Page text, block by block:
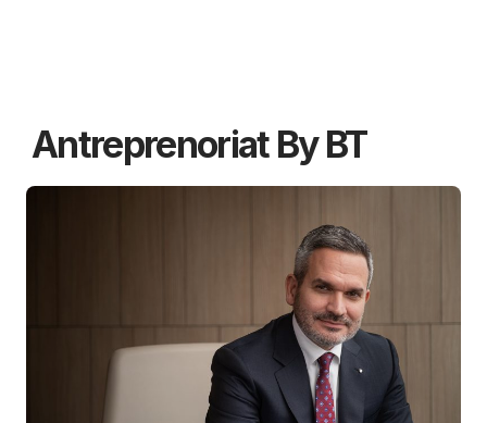
Antreprenoriat By BT